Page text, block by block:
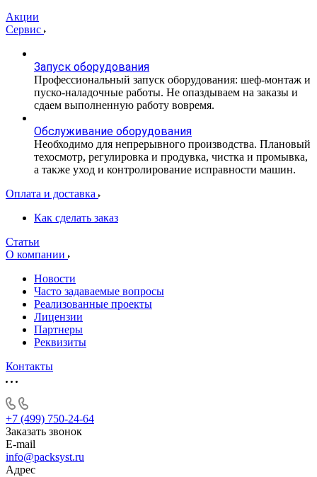
Акции
Сервис
Запуск оборудования
Профессиональный запуск оборудования: шеф-монтаж и
пуско-наладочные работы. Не опаздываем на заказы и
сдаем выполненную работу вовремя.
Обслуживание оборудования
Необходимо для непрерывного производства. Плановый
техосмотр, регулировка и продувка, чистка и промывка,
а также уход и контролирование исправности машин.
Оплата и доставка
Как сделать заказ
Статьи
О компании
Новости
Часто задаваемые вопросы
Реализованные проекты
Лицензии
Партнеры
Реквизиты
Контакты
+7 (499) 750-24-64
Заказать звонок
E-mail
info@packsyst.ru
Адрес